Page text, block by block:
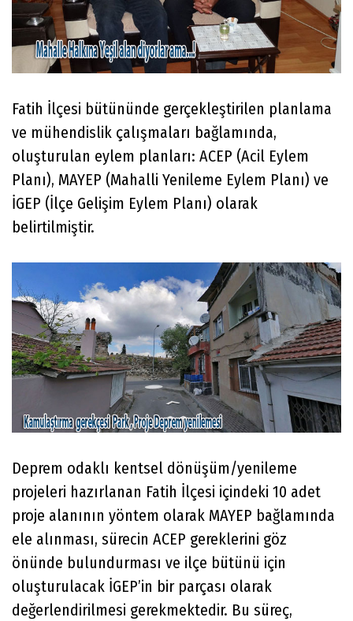
Fatih İlçesi bütününde gerçekleştirilen planlama
ve mühendislik çalışmaları bağlamında,
oluşturulan eylem planları: ACEP (Acil Eylem
Planı), MAYEP (Mahalli Yenileme Eylem Planı) ve
İGEP (İlçe Gelişim Eylem Planı) olarak
belirtilmiştir.
Deprem odaklı kentsel dönüşüm/yenileme
projeleri hazırlanan Fatih İlçesi içindeki 10 adet
proje alanının yöntem olarak MAYEP bağlamında
ele alınması, sürecin ACEP gereklerini göz
önünde bulundurması ve ilçe bütünü için
oluşturulacak İGEP’in bir parçası olarak
değerlendirilmesi gerekmektedir. Bu süreç,